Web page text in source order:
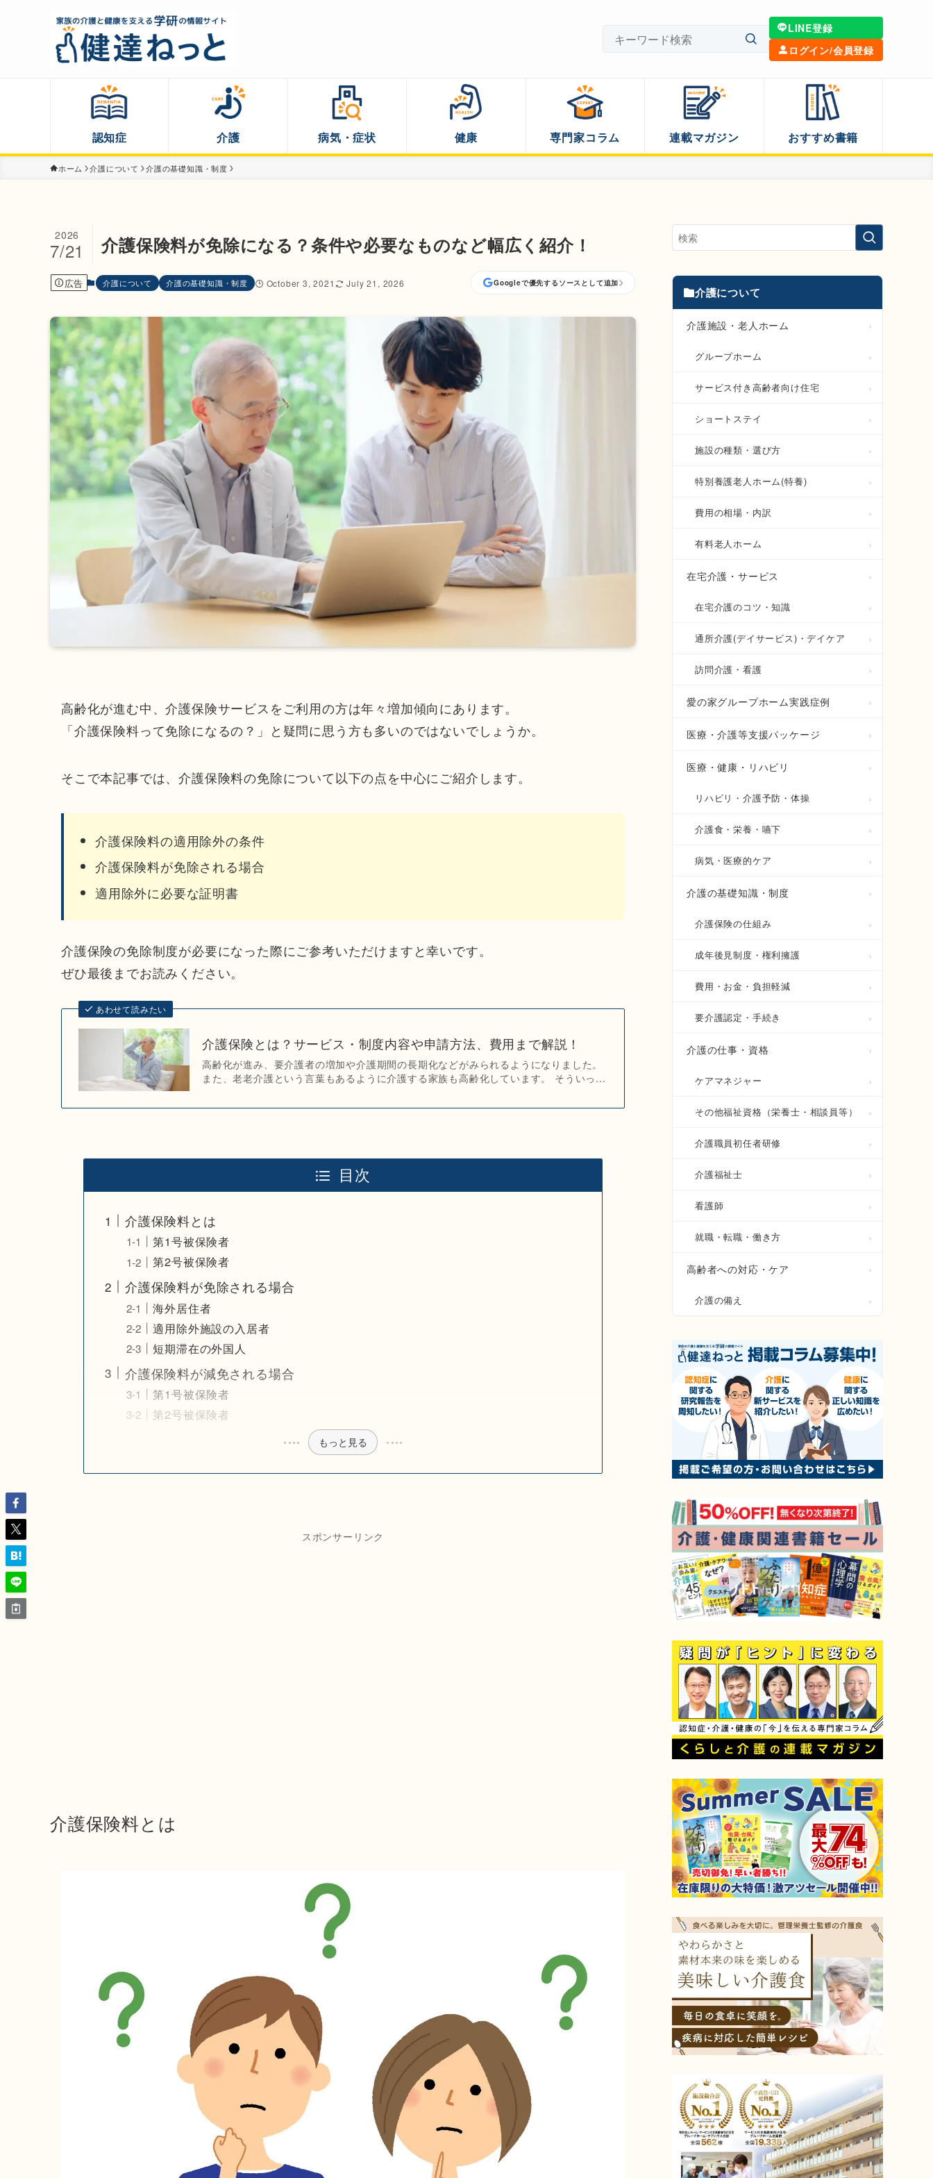
LINE登録
ログイン/会員登録
認知症 介護 病気・症状 健康 専門家コラム 連載マガジン おすすめ書籍
ホーム 介護について 介護の基礎知識・制度
介護保険料が免除になる？条件や必要なものなど幅広く紹介！
2026
7/21
広告 介護について 介護の基礎知識・制度 October 3, 2021 July 21, 2026 Googleで優先するソースとして追加
高齢化が進む中、介護保険サービスをご利用の方は年々増加傾向にあります。
「介護保険料って免除になるの？」と疑問に思う方も多いのではないでしょうか。
そこで本記事では、介護保険料の免除について以下の点を中心にご紹介します。
介護保険料の適用除外の条件
介護保険料が免除される場合
適用除外に必要な証明書
介護保険の免除制度が必要になった際にご参考いただけますと幸いです。
ぜひ最後までお読みください。
あわせて読みたい
介護保険とは？サービス・制度内容や申請方法、費用まで解説！
高齢化が進み、要介護者の増加や介護期間の長期化などがみられるようになりました。
また、老老介護という言葉もあるように介護する家族も高齢化しています。 そういっ...
目次
介護保険料とは
第1号被保険者
第2号被保険者
介護保険料が免除される場合
海外居住者
適用除外施設の入居者
短期滞在の外国人
介護保険料が減免される場合
第1号被保険者
第2号被保険者
もっと見る
スポンサーリンク
介護保険料とは
介護について
介護施設・老人ホーム
グループホーム
サービス付き高齢者向け住宅
ショートステイ
施設の種類・選び方
特別養護老人ホーム(特養)
費用の相場・内訳
有料老人ホーム
在宅介護・サービス
在宅介護のコツ・知識
通所介護(デイサービス)・デイケア
訪問介護・看護
愛の家グループホーム実践症例
医療・介護等支援パッケージ
医療・健康・リハビリ
リハビリ・介護予防・体操
介護食・栄養・嚥下
病気・医療的ケア
介護の基礎知識・制度
介護保険の仕組み
成年後見制度・権利擁護
費用・お金・負担軽減
要介護認定・手続き
介護の仕事・資格
ケアマネジャー
その他福祉資格（栄養士・相談員等）
介護職員初任者研修
介護福祉士
看護師
就職・転職・働き方
高齢者への対応・ケア
介護の備え